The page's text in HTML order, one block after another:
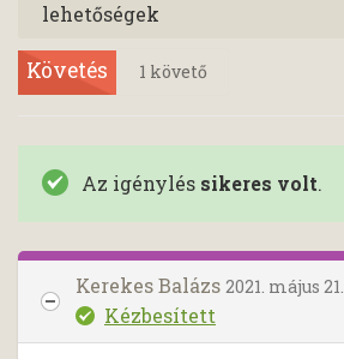
lehetőségek
Követés 1 követő
Az igénylés sikeres volt.
Kerekes Balázs 2021. május 21.
Kézbesített